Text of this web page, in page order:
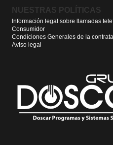
NUESTRAS POLÍTICAS
Información legal sobre llamadas
Consumidor
Condiciones Generales de la
Aviso legal